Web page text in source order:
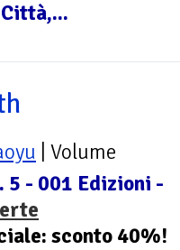
| Volume
5 - 001 Edizioni -
sconto 40%!